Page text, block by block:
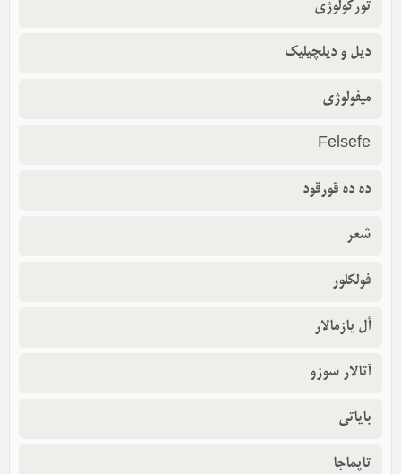
تورکولوژی
دیل و دیلچیلیک
میفولوژی
Felsefe
ده ده قورقود
شعر
فولکلور
أل یازمالار
آتالار سوزو
بایاتی
تاپماجا